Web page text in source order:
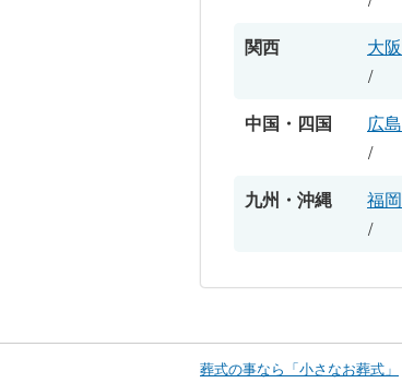
関西 大阪
/
中国・四国 広島
/
九州・沖縄 福岡
/
葬式の事なら「小さなお葬式」